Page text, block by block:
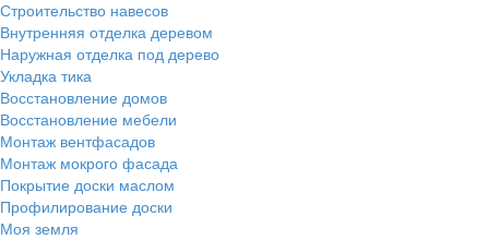
Строительство навесов
Внутренняя отделка деревом
Наружная отделка под дерево
Укладка тика
Восстановление домов
Восстановление мебели
Монтаж вентфасадов
Монтаж мокрого фасада
Покрытие доски маслом
Профилирование доски
Моя земля